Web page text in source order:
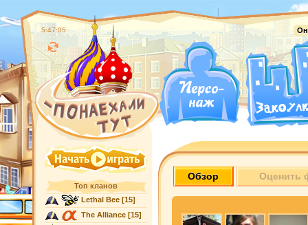
5:47:06
Топ кланов
Lethal Bee[15]
The Alliance[15]
Обзор Оценить